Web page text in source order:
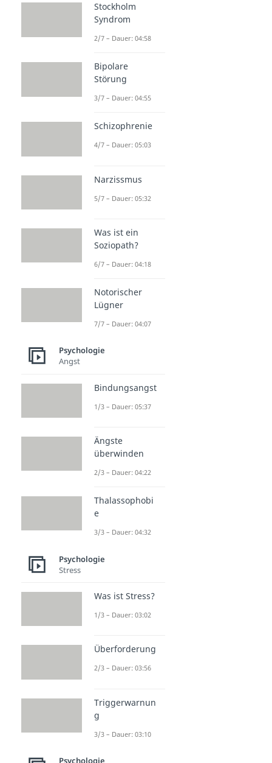
Stockholm
Syndrom
2/7 – Dauer: 04:58
Bipolare
Störung
3/7 – Dauer: 04:55
Schizophrenie
4/7 – Dauer: 05:03
Narzissmus
5/7 – Dauer: 05:32
Was ist ein
Soziopath?
6/7 – Dauer: 04:18
Notorischer
Lügner
7/7 – Dauer: 04:07
Psychologie
Angst
Bindungsangst
1/3 – Dauer: 05:37
Ängste
überwinden
2/3 – Dauer: 04:22
Thalassophobi
e
3/3 – Dauer: 04:32
Psychologie
Stress
Was ist Stress?
1/3 – Dauer: 03:02
Überforderung
2/3 – Dauer: 03:56
Triggerwarnun
g
3/3 – Dauer: 03:10
Psychologie